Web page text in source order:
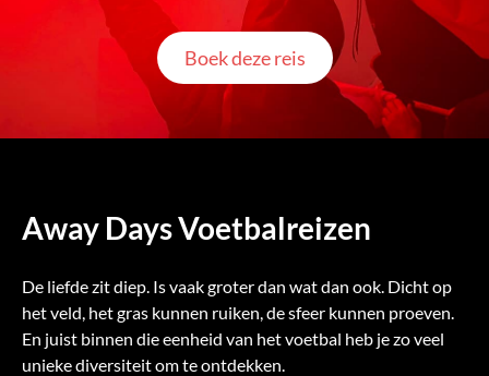
Boek deze reis
Away Days Voetbalreizen
De liefde zit diep. Is vaak groter dan wat dan ook. Dicht op
het veld, het gras kunnen ruiken, de sfeer kunnen proeven.
En juist binnen die eenheid van het voetbal heb je zo veel
unieke diversiteit om te ontdekken.